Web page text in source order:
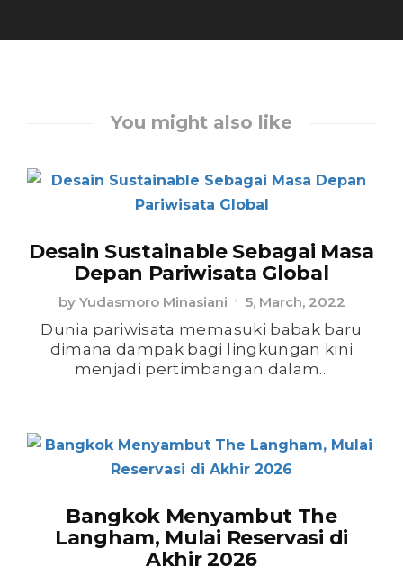
You might also like
Desain Sustainable Sebagai Masa
Depan Pariwisata Global
by Yudasmoro Minasiani 5, March, 2022
Dunia pariwisata memasuki babak baru
dimana dampak bagi lingkungan kini
menjadi pertimbangan dalam...
Bangkok Menyambut The
Langham, Mulai Reservasi di
Akhir 2026